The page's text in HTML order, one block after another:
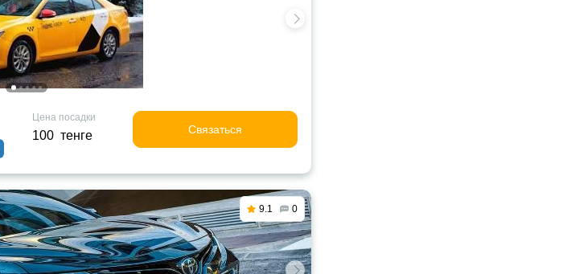
Цена посадки
100 тенге Связаться
9.1 0